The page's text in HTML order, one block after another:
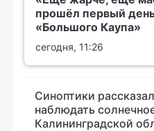
прошёл первый
«Большого Каупа»
сегодня, 11:26
Синоптики
наблюдать
Калининградской